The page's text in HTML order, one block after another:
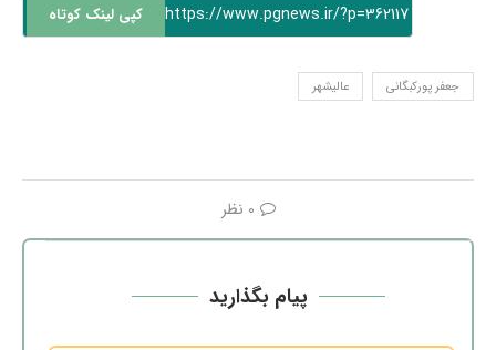
https://www.pgnews.ir/?p=362117 کپی لینک کوتاه
جعفر پورکبگانی عالیشهر
0 نظر
پیام بگذارید